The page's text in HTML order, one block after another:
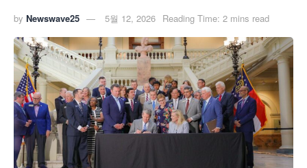
by Newswave25 5월 12, 2026 Reading Time: 2 mins read